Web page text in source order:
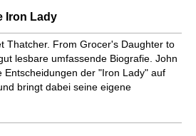
Iron Lady
Thatcher. From Grocer's Daughter to
lesbare umfassende Biografie. John
Entscheidungen der "Iron Lady" auf
bringt dabei seine eigene